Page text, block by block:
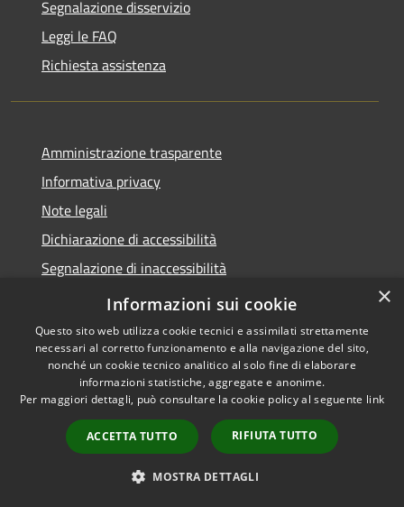
Segnalazione disservizio
Leggi le FAQ
Richiesta assistenza
Amministrazione trasparente
Informativa privacy
Note legali
Dichiarazione di accessibilità
Segnalazione di inaccessibilità
Whistleblowing segnalazione illeciti
Accessibilità
Copyright © 2026 • Comune di
Bormio • Powered by
Municipium•
Accesso
redazione
×
Informazioni sui cookie
Questo sito web utilizza cookie tecnici e assimilati strettamente
necessari al corretto funzionamento e alla navigazione del sito,
nonché un cookie tecnico analitico al solo fine di elaborare
informazioni statistiche, aggregate e anonime.
Per maggiori dettagli, può consultare la cookie policy al seguente link
ACCETTA TUTTO RIFIUTA TUTTO
MOSTRA DETTAGLI